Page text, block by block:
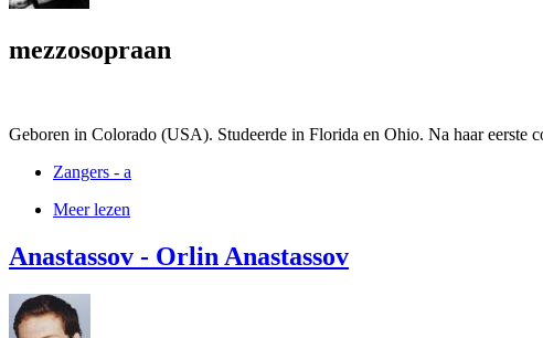
mezzosopraan
Geboren in Colorado (USA). Studeerde in Florida en Ohio. Na haar
Zangers - a
Meer lezen
Anastassov - Orlin Anastassov